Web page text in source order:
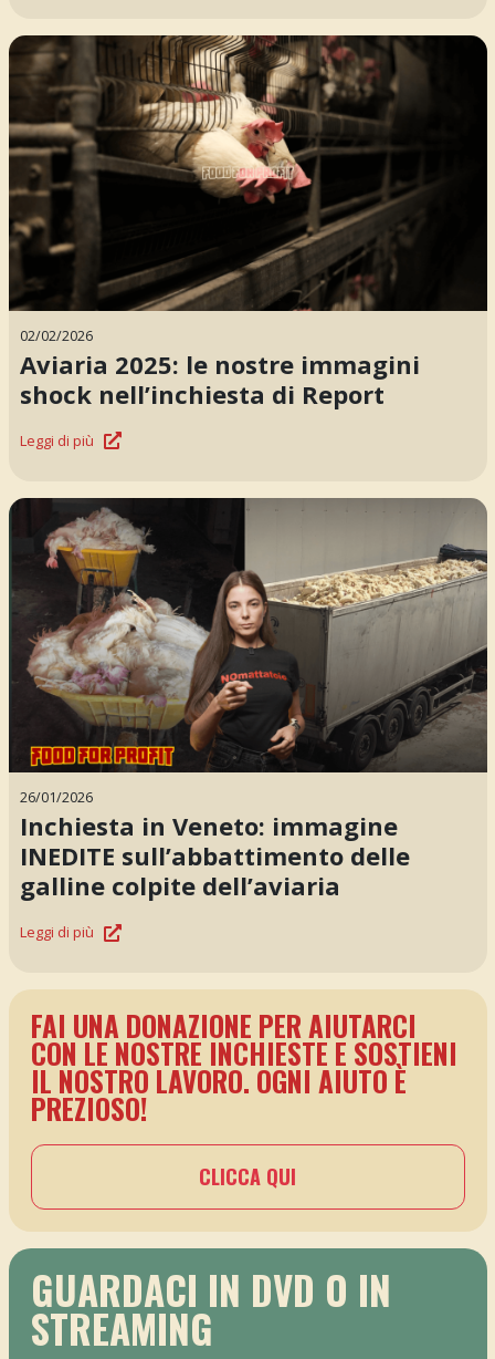
02/02/2026
Aviaria 2025: le nostre immagini
shock nell’inchiesta di Report
Leggi di più
26/01/2026
Inchiesta in Veneto: immagine
INEDITE sull’abbattimento delle
galline colpite dell’aviaria
Leggi di più
FAI UNA DONAZIONE PER AIUTARCI
CON LE NOSTRE INCHIESTE E SOSTIENI
IL NOSTRO LAVORO. OGNI AIUTO È
PREZIOSO!
CLICCA QUI
GUARDACI IN DVD O IN
STREAMING